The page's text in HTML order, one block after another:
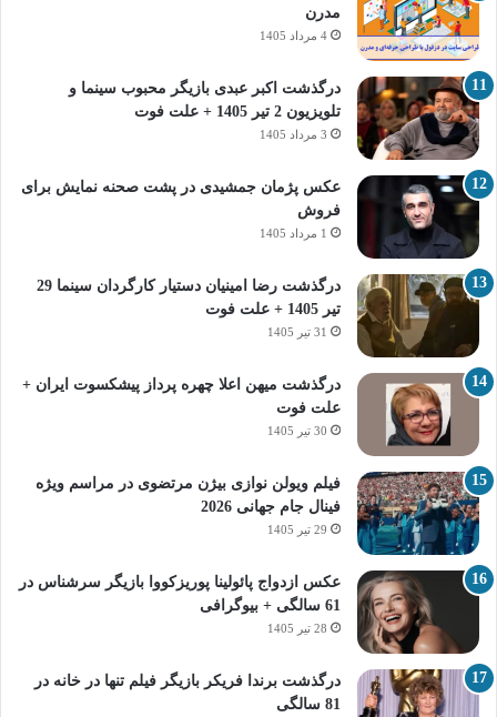
مدرن
4 مرداد 1405
درگذشت اکبر عبدی بازیگر محبوب سینما و
تلویزیون 2 تیر 1405 + علت فوت
3 مرداد 1405
عکس پژمان جمشیدی در پشت صحنه نمایش برای
فروش
1 مرداد 1405
درگذشت رضا امینیان دستیار کارگردان سینما 29
تیر 1405 + علت فوت
31 تیر 1405
درگذشت میهن اعلا چهره پرداز پیشکسوت ایران +
علت فوت
30 تیر 1405
فیلم ویولن نوازی بیژن مرتضوی در مراسم ویژه
فینال جام جهانی 2026
29 تیر 1405
عکس ازدواج پائولینا پوریزکووا بازیگر سرشناس در
61 سالگی + بیوگرافی
28 تیر 1405
درگذشت برندا فریکر بازیگر فیلم تنها در خانه در
81 سالگی